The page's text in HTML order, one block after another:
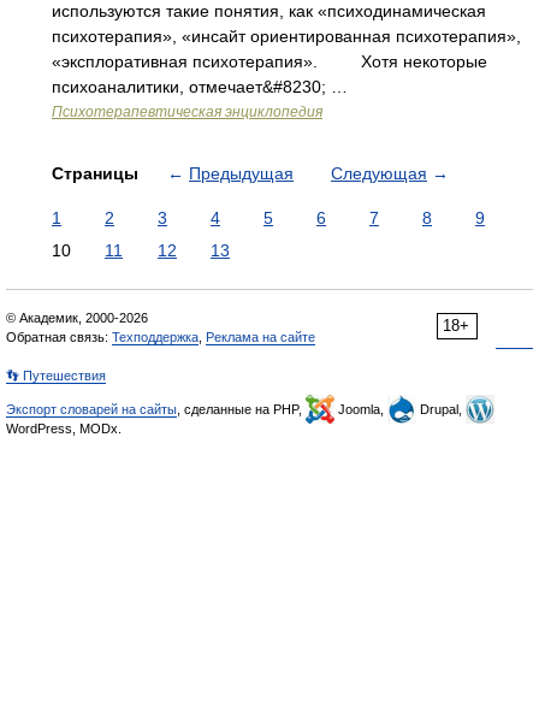
используются такие понятия, как «психодинамическая
психотерапия», «инсайт ориентированная психотерапия»,
«эксплоративная психотерапия». Хотя некоторые
психоаналитики, отмечает&#8230; …
Психотерапевтическая энциклопедия
Страницы ← Предыдущая Следующая →
1 2 3 4 5 6 7 8
9
10
11 12 13
18+
© Академик, 2000-2026
Обратная связь: Техподдержка Реклама на сайте
👣 Путешествия
Экспорт словарей на сайты , сделанные на PHP, Joomla,
Drupal,
WordPress, MODx.